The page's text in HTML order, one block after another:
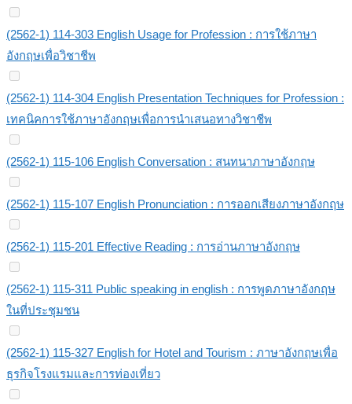
(2562-1) 114-303 English Usage for Profession : การใช้ภาษา
อังกฤษเพื่อวิชาชีพ
(2562-1) 114-304 English Presentation Techniques for Profession :
เทคนิคการใช้ภาษาอังกฤษเพื่อการนำเสนอทางวิชาชีพ
(2562-1) 115-106 English Conversation : สนทนาภาษาอังกฤษ
(2562-1) 115-107 English Pronunciation : การออกเสียงภาษาอังกฤษ
(2562-1) 115-201 Effective Reading : การอ่านภาษาอังกฤษ
(2562-1) 115-311 Public speaking in english : การพูดภาษาอังกฤษ
ในที่ประชุมชน
(2562-1) 115-327 English for Hotel and Tourism : ภาษาอังกฤษเพื่อ
ธุรกิจโรงแรมและการท่องเที่ยว